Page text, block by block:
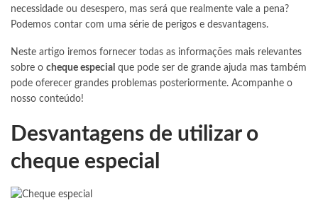
necessidade ou desespero, mas será que realmente vale a pena?
Podemos contar com uma série de perigos e desvantagens.
Neste artigo iremos fornecer todas as informações mais relevantes
sobre o cheque especial que pode ser de grande ajuda mas também
pode oferecer grandes problemas posteriormente. Acompanhe o
nosso conteúdo!
Desvantagens de utilizar o
cheque especial